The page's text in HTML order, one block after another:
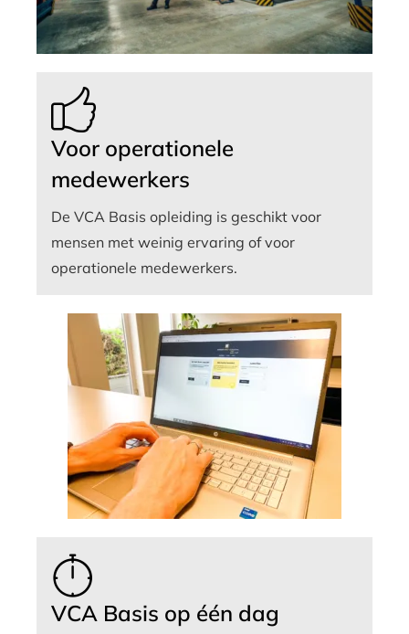
Voor operationele
medewerkers
De VCA Basis opleiding is geschikt voor
mensen met weinig ervaring of voor
operationele medewerkers.
VCA Basis op één dag